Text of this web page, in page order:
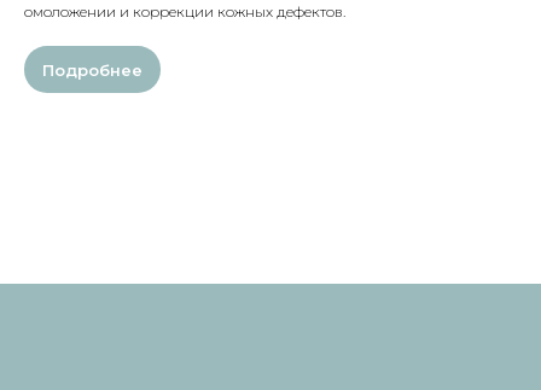
омоложении и коррекции кожных дефектов.
Подробнее